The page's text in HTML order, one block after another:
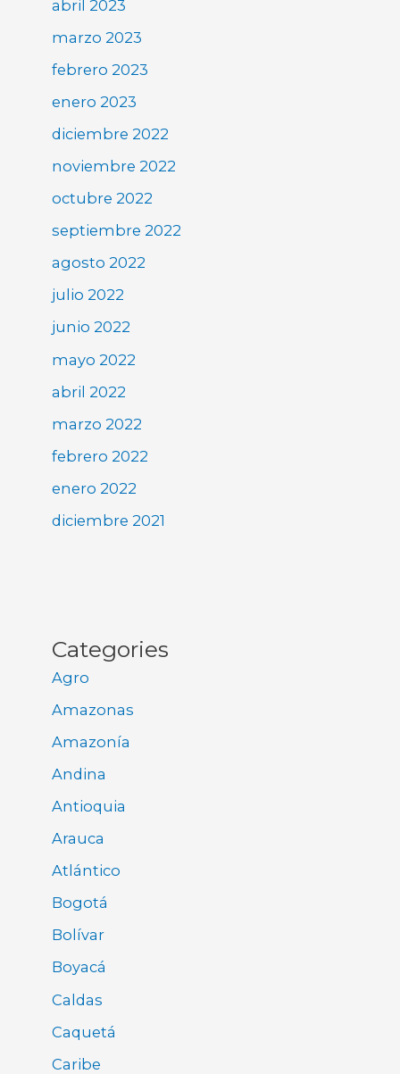
abril 2023
marzo 2023
febrero 2023
enero 2023
diciembre 2022
noviembre 2022
octubre 2022
septiembre 2022
agosto 2022
julio 2022
junio 2022
mayo 2022
abril 2022
marzo 2022
febrero 2022
enero 2022
diciembre 2021
Categories
Agro
Amazonas
Amazonía
Andina
Antioquia
Arauca
Atlántico
Bogotá
Bolívar
Boyacá
Caldas
Caquetá
Caribe